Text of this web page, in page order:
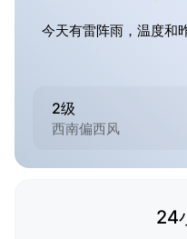
今天有雷阵雨，温度和
2级
西南偏西风
24